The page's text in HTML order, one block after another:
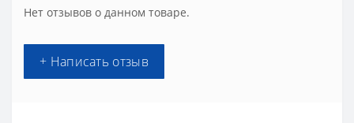
Нет отзывов о данном товаре.
+ Написать отзыв